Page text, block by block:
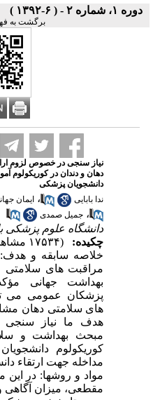
دوره ۱، شماره ۲ - ( ۶-۱۳۹۲ )
برگشت به
نیاز سنجی در خصوص لزوم
دهان و دندان در کوریکولوم
دانشجویان پزشکی
ندا بابایی
، ایمان
، جمیل صمدی
دانشگاه علوم پزشکی
چکیده:
(۱۷۵۳۴ مشاهده)
خلاصه سابقه و
مراقبت های
بهداشت جهانی
پزشکان عمومی می
های سلامتی دهان
هدف ما نیاز سنجی
مبحث بهداشت و
کوریکولوم
مداخله جهت ارتقاء
مواد و روشها: در این
مقطعی، میزان